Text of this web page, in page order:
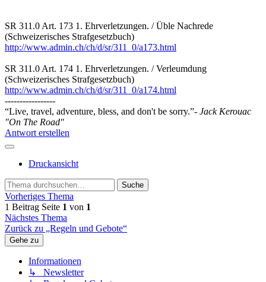
SR 311.0 Art. 173 1. Ehrverletzungen. / Üble Nachrede
(Schweizerisches Strafgesetzbuch)
http://www.admin.ch/ch/d/sr/311_0/a173.html
SR 311.0 Art. 174 1. Ehrverletzungen. / Verleumdung
(Schweizerisches Strafgesetzbuch)
http://www.admin.ch/ch/d/sr/311_0/a174.html
-----------------
“Live, travel, adventure, bless, and don't be sorry.”- Jack Kerouac
"On The Road"
Antwort erstellen
Druckansicht
Suche
Vorheriges Thema
1 Beitrag Seite 1 von 1
Nächstes Thema
Zurück zu „Regeln und Gebote“
Gehe zu
Informationen
↳ Newsletter